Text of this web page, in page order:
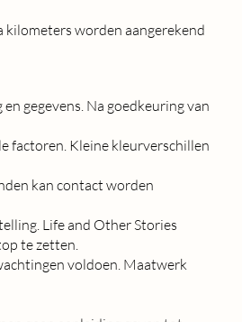
kilometers worden aangerekend
gegevens. Na goedkeuring van
factoren. Kleine kleurverschillen
kan contact worden
Life and Other Stories
te zetten.
voldoen. Maatwerk